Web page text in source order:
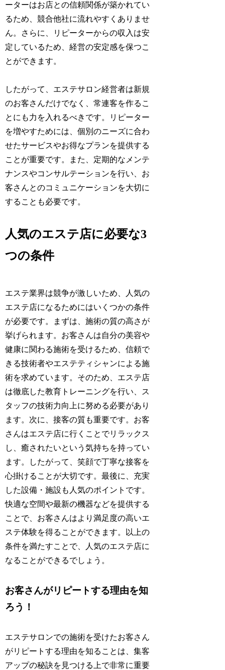
ーターはお店との信頼関係が築かれてい
るため、競合他社に流れやすくありませ
ん。さらに、リピーターからの収入は安
定しているため、経営の安定感を保つこ
とができます。
したがって、エステサロン経営者は新規
のお客さんだけでなく、常連客を作るこ
とにも力を入れるべきです。リピーター
を増やすためには、個別のニーズに合わ
せたサービスやお得なプランを提供する
ことが重要です。また、定期的なメンテ
ナンスやコンサルテーションを行い、お
客さんとのコミュニケーションを大切に
することも必要です。
人気のエステ店に必要な3
つの条件
エステ業界は競争が激しいため、人気の
エステ店になるためにはいくつかの条件
が必要です。まずは、施術の質の高さが
挙げられます。お客さんは自分の美容や
健康に関わる施術を受けるため、信頼で
きる技術者やエステティシャンによる施
術を求めています。そのため、エステ店
は徹底した教育トレーニングを行い、ス
タッフの技術力向上に努める必要があり
ます。次に、接客の質も重要です。お客
さんはエステ店に行くことでリラックス
し、癒されたいという気持ちを持ってい
ます。したがって、笑顔で丁寧な接客を
心掛けることが大切です。最後に、充実
した設備・施設も人気のポイントです。
快適な空間や最新の機器などを提供する
ことで、お客さんはより満足度の高いエ
ステ体験を得ることができます。以上の
条件を満たすことで、人気のエステ店に
なることができるでしょう。
お客さんがリピートする理由を知
ろう！
エステサロンでの施術を受けたお客さん
がリピートする理由を知ることは、集客
アップの秘訣を見つける上で非常に重要